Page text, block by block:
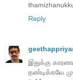
Reply
இதுக்கு
தண்டிக்கவே